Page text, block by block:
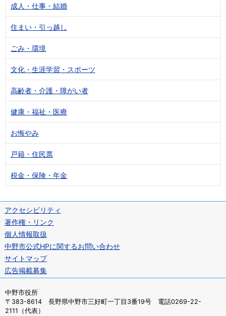
成人・仕事・結婚
住まい・引っ越し
ごみ・環境
文化・生涯学習・スポーツ
高齢者・介護・障がい者
健康・福祉・医療
お悔やみ
戸籍・住民票
税金・保険・年金
アクセシビリティ
著作権・リンク
個人情報取扱
中野市公式HPに関するお問い合わせ
サイトマップ
広告掲載募集
中野市役所
〒383-8614 長野県中野市三好町一丁目3番19号 電話0269-22-
2111（代表）